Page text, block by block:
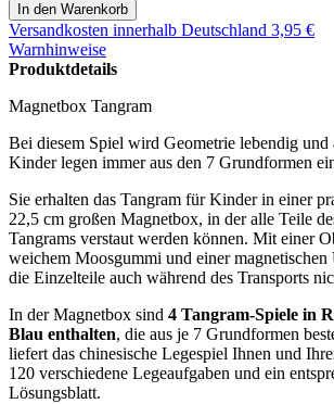
Versandkosten innerhalb Deutschland 3,95 €
Warnhinweise
Produktdetails
Magnetbox Tangram
Bei diesem Spiel wird Geometrie lebendig und
Kinder legen immer aus den 7 Grundformen
Sie erhalten das Tangram für Kinder in einer
22,5 cm großen Magnetbox, in der alle Teile
Tangrams verstaut werden können. Mit einer
weichem Moosgummi und einer magnetischen
die Einzelteile auch während des Transports
In der Magnetbox sind 4 Tangram-Spiele in
Blau enthalten, die aus je 7 Grundformen
liefert das chinesische Legespiel Ihnen und
120 verschiedene Legeaufgaben und ein
Lösungsblatt.